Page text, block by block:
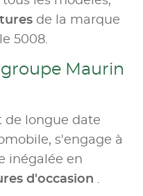
de la marque
5008.
Maurin
de longue date
s'engage à
inégalée en
d'occasion .